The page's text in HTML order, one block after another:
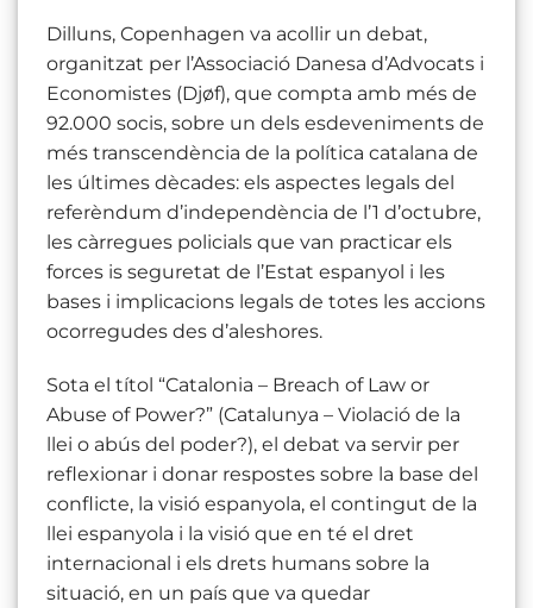
Dilluns, Copenhagen va acollir un debat,
organitzat per l’Associació Danesa d’Advocats i
Economistes (Djøf), que compta amb més de
92.000 socis, sobre un dels esdeveniments de
més transcendència de la política catalana de
les últimes dècades: els aspectes legals del
referèndum d’independència de l’1 d’octubre,
les càrregues policials que van practicar els
forces is seguretat de l’Estat espanyol i les
bases i implicacions legals de totes les accions
ocorregudes des d’aleshores.
Sota el títol “Catalonia – Breach of Law or
Abuse of Power?” (Catalunya – Violació de la
llei o abús del poder?), el debat va servir per
reflexionar i donar respostes sobre la base del
conflicte, la visió espanyola, el contingut de la
llei espanyola i la visió que en té el dret
internacional i els drets humans sobre la
situació, en un país que va quedar